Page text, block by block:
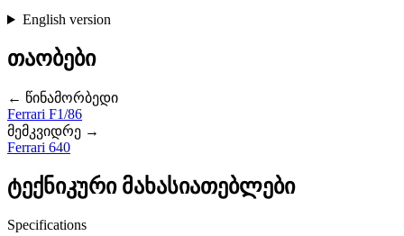
English version
თაობები
← წინამორბედი
Ferrari F1/86
მემკვიდრე →
Ferrari 640
ტექნიკური მახასიათებლები
Specifications